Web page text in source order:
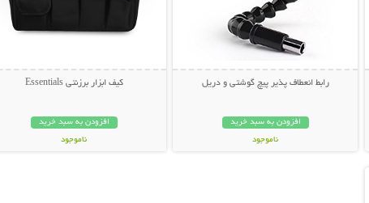
رابط انعطاف پذیر پیچ گوشتی و دریل
افزودن به سبد خرید
ناموجود
کیف ابزار برزنتی Essentials
افزودن به سبد خرید
ناموجود